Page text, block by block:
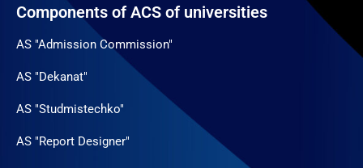
Components of ACS of universities
AS "Admission Commission"
AS "Dekanat"
AS "Studmistechko"
AS "Report Designer"